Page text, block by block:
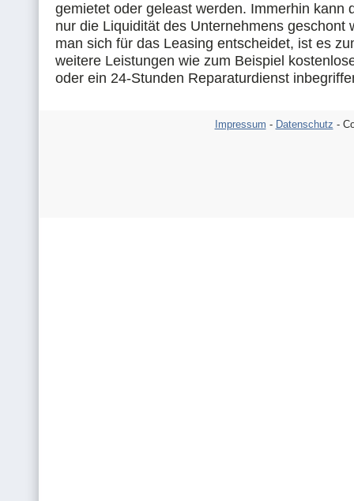
gemietet oder geleast werden. Immerhin kann
nur die Liquidität des Unternehmens geschont
man sich für das Leasing entscheidet, ist es
weitere Leistungen wie zum Beispiel
oder ein 24-Stunden Reparaturdienst
Impressum - Datenschutz -